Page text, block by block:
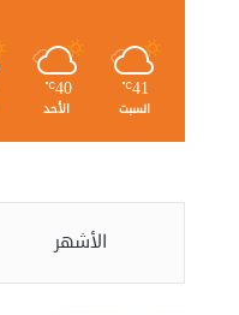
41
℃
السبت
40
℃
الأحد
الأشهر